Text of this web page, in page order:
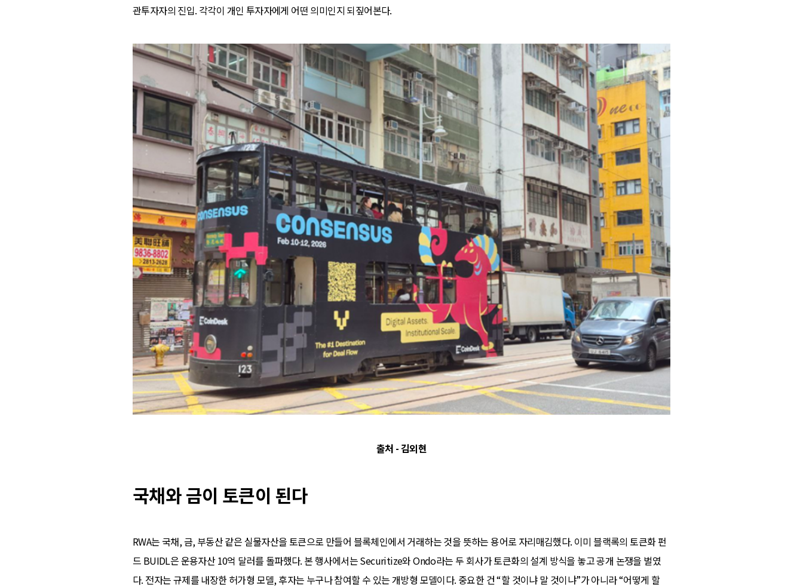
관투자자의 진입. 각각이 개인 투자자에게 어떤 의미인지 되짚어본다.
출처 - 김외현
국채와 금이 토큰이 된다
RWA는 국채, 금, 부동산 같은 실물자산을 토큰으로 만들어 블록체인에서 거래하는 것을 뜻하는 용어로 자리매김했다. 이미 블랙록의 토큰화 펀
드 BUIDL은 운용자산 10억 달러를 돌파했다. 본 행사에서는 Securitize와 Ondo라는 두 회사가 토큰화의 설계 방식을 놓고 공개 논쟁을 벌였
다. 전자는 규제를 내장한 허가형 모델, 후자는 누구나 참여할 수 있는 개방형 모델이다. 중요한 건 “할 것이냐 말 것이냐”가 아니라 “어떻게 할